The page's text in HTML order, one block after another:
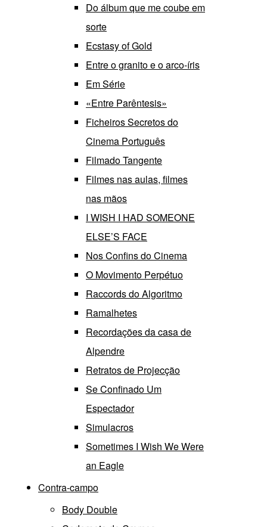
Do álbum que me coube em
sorte
Ecstasy of Gold
Entre o granito e o arco-íris
Em Série
«Entre Parêntesis»
Ficheiros Secretos do
Cinema Português
Filmado Tangente
Filmes nas aulas, filmes
nas mãos
I WISH I HAD SOMEONE
ELSE’S FACE
Nos Confins do Cinema
O Movimento Perpétuo
Raccords do Algoritmo
Ramalhetes
Recordações da casa de
Alpendre
Retratos de Projecção
Se Confinado Um
Espectador
Simulacros
Sometimes I Wish We Were
an Eagle
Contra-campo
Body Double